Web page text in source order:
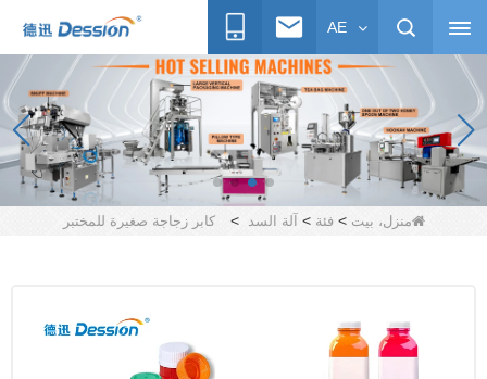
AE
منزل، بيت > فئة > آلة السد > كابر زجاجة صغيرة للمختبر